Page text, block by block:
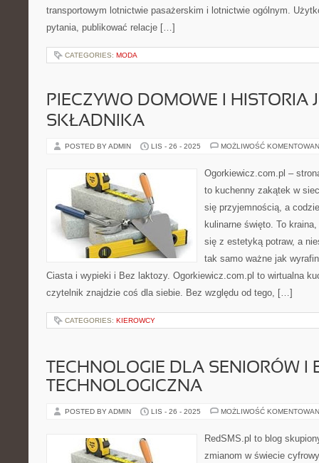
transportowym lotnictwie pasażerskim i lotnictwie ogólnym.
pytania, publikować relacje […]
CATEGORIES: MODA
PIECZYWO DOMOWE I HISTORIA
SKŁADNIKA
POSTED BY ADMIN LIS - 26 - 2025 MOŻLIWOŚĆ
Ogorkiewicz.com.pl –
to kuchenny zakątek w
się przyjemnością, a
kulinarne święto. To
się z estetyką potraw, a
tak samo ważne jak
Ciasta i wypieki i Bez laktozy. Ogorkiewicz.com.pl to wirtualna
czytelnik znajdzie coś dla siebie. Bez względu od tego, […]
CATEGORIES: KIEROWCY
TECHNOLOGIE DLA SENIORÓW I
TECHNOLOGICZNA
POSTED BY ADMIN LIS - 26 - 2025 MOŻLIWOŚĆ
RedSMS.pl to blog
zmianom w świecie